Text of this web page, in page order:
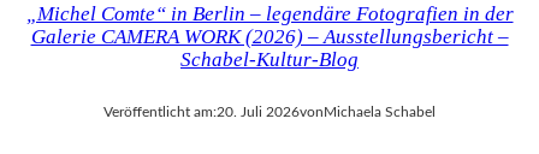
„Michel Comte“ in Berlin – legendäre Fotografien in der
Galerie CAMERA WORK (2026) – Ausstellungsbericht –
Schabel-Kultur-Blog
Veröffentlicht am:20. Juli 2026vonMichaela Schabel